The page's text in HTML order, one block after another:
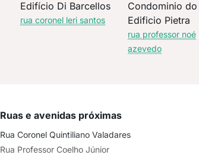
Edifício Di Barcellos
rua coronel leri santos
Condominio do
Edificio Pietra
rua professor noé
azevedo
Ruas e avenidas próximas
Rua Coronel Quintiliano Valadares
Rua Professor Coelho Júnior